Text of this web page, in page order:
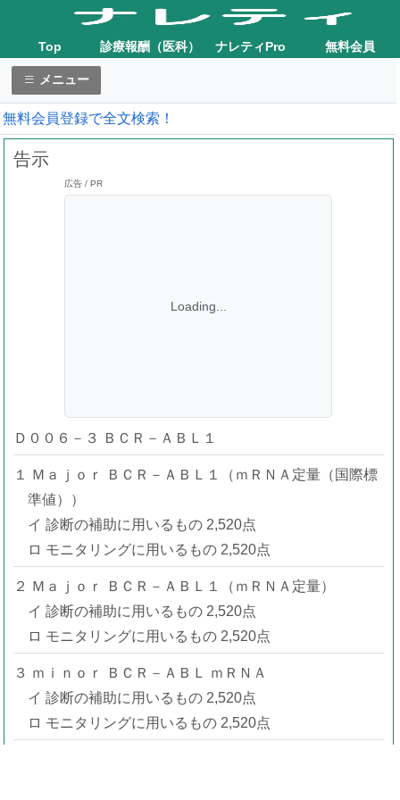
Top 診療報酬（医科） ナレティPro 無料会員
メニュー
無料会員登録で全文検索！
告示
広告 / PR
Loading...
Ｄ００６－３ ＢＣＲ－ＡＢＬ１
１ Ｍａｊｏｒ ＢＣＲ－ＡＢＬ１（ｍＲＮＡ定量（国際標
準値））
イ 診断の補助に用いるもの 2,520点
ロ モニタリングに用いるもの 2,520点
２ Ｍａｊｏｒ ＢＣＲ－ＡＢＬ１（ｍＲＮＡ定量）
イ 診断の補助に用いるもの 2,520点
ロ モニタリングに用いるもの 2,520点
３ ｍｉｎｏｒ ＢＣＲ－ＡＢＬ ｍＲＮＡ
イ 診断の補助に用いるもの 2,520点
ロ モニタリングに用いるもの 2,520点